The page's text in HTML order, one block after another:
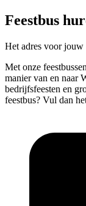
Feestbus
Het adres voor jouw
Met onze
manier van en naar
bedrijfsfeesten en
feestbus? Vul dan